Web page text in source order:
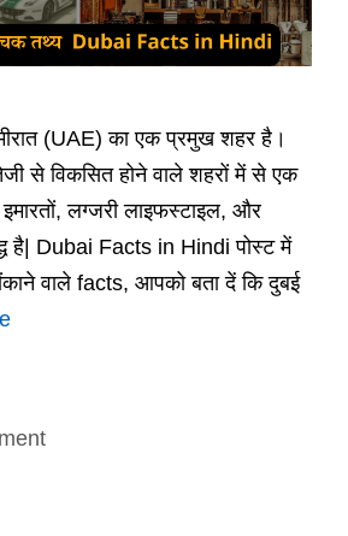
(UAE) का एक प्रमुख शहर है।
से विकसित होने वाले शहरों में से एक
लग्जरी लाइफस्टाइल, और
है| Dubai Facts in Hindi पोस्ट में
वाले facts, आपको बता दें कि दुबई